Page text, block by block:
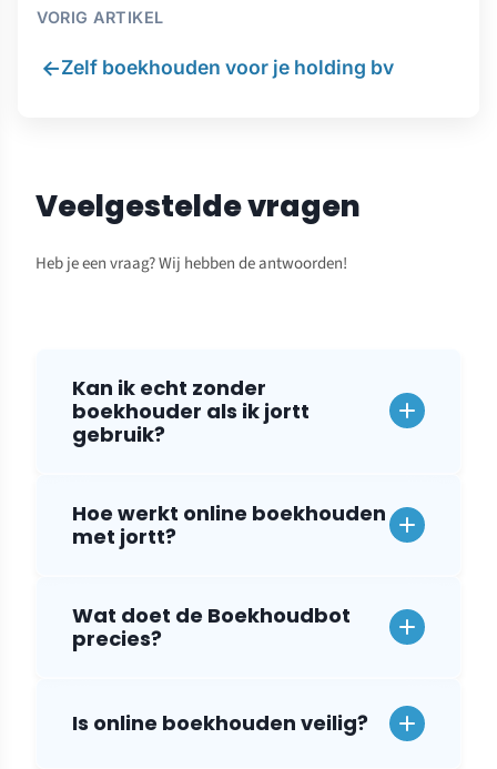
VORIG ARTIKEL
←Zelf boekhouden voor je holding bv
Veelgestelde vragen
Heb je een vraag? Wij hebben de antwoorden!
Kan ik echt zonder
boekhouder als ik jortt
gebruik?
Hoe werkt online boekhouden
met jortt?
Wat doet de Boekhoudbot
precies?
Is online boekhouden veilig?